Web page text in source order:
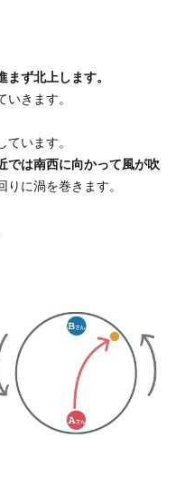
まず北上します。
きます。
います。
では南西に向かって風が吹
に渦を巻きます。